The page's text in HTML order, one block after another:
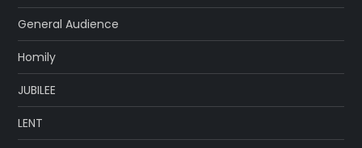
General Audience
Homily
JUBILEE
LENT